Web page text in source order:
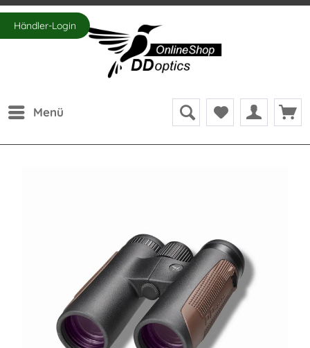
Händler-Login
Menü